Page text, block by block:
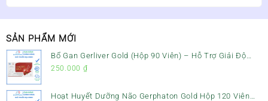
SẢN PHẨM MỚI
Bổ Gan Gerliver Gold (Hộp 90 Viên) – Hỗ Trợ Giải Độc
Gan, Mát Gan & Bảo Vệ Gan
250.000 ₫
Hoạt Huyết Dưỡng Não Gerphaton Gold Hộp 120 Viên